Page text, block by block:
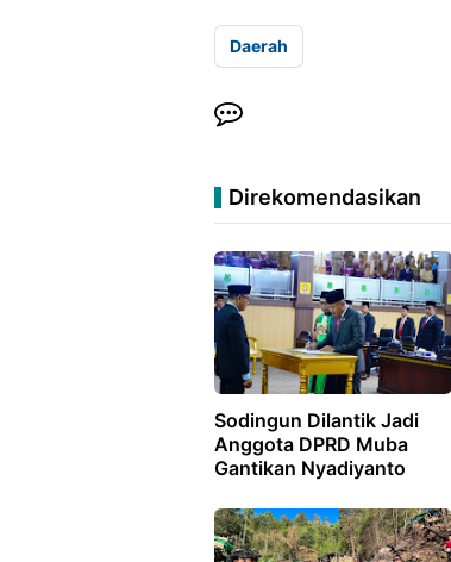
Daerah
Direkomendasikan
Sodingun Dilantik Jadi
Anggota DPRD Muba
Gantikan Nyadiyanto